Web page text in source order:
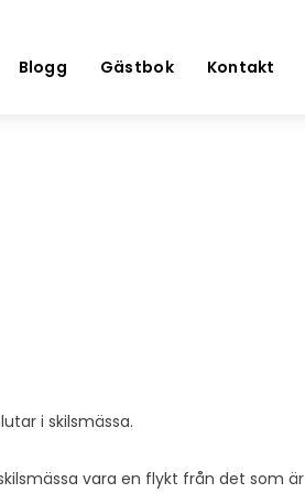
Blogg Gästbok Kontakt
i skilsmässa.
vara en flykt från det som är